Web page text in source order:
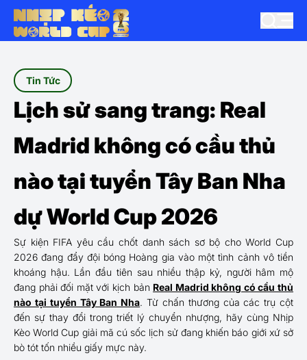
Tin Tức
Lịch sử sang trang: Real
Madrid không có cầu thủ
nào tại tuyển Tây Ban Nha
dự World Cup 2026
Sự kiện FIFA yêu cầu chốt danh sách sơ bộ cho World Cup
2026 đang đẩy đội bóng Hoàng gia vào một tình cảnh vô tiền
khoáng hậu. Lần đầu tiên sau nhiều thập kỷ, người hâm mộ
đang phải đối mặt với kịch bản Real Madrid không có cầu thủ
nào tại tuyển Tây Ban Nha. Từ chấn thương của các trụ cột
đến sự thay đổi trong triết lý chuyển nhượng, hãy cùng Nhịp
Kèo World Cup giải mã cú sốc lịch sử đang khiến báo giới xứ sở
bò tót tốn nhiều giấy mực này.